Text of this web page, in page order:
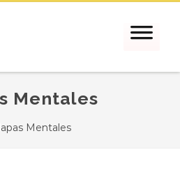
Mentales
Mentales